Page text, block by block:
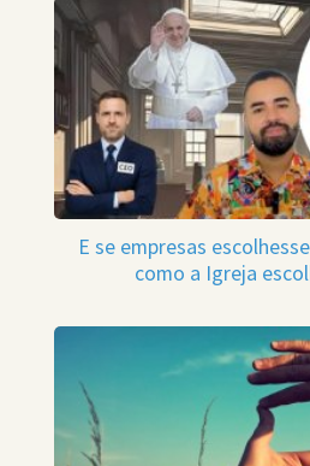
E se empresas
como a Igreja